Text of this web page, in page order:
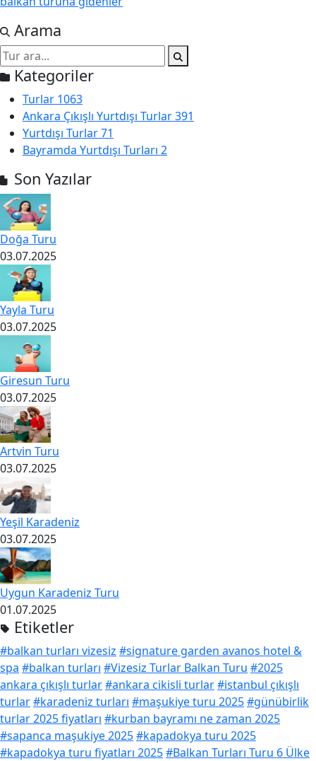
Arama
Kategoriler
Turlar 1063
Ankara Çıkışlı Yurtdışı Turlar391
Yurtdışı Turlar71
Bayramda Yurtdışı Turları 2
Son Yazılar
Doğa Turu
03.07.2025
Yayla Turu
03.07.2025
Giresun Turu
03.07.2025
Artvin Turu
03.07.2025
Yeşil Karadeniz
03.07.2025
Uygun Karadeniz Turu
01.07.2025
Etiketler
#balkan turları vizesiz #signature garden avanos hotel &
spa #balkan turları #Vizesiz Turlar Balkan Turu #2025
ankara çıkışlı turlar#ankara cikisli turlar#istanbul çıkışlı
turlar#karadeniz turları #maşukiye turu 2025#günübirlik
turlar 2025 fiyatları #kurban bayramı ne zaman 2025
#sapanca maşukiye 2025#kapadokya turu 2025
#kapadokya turu fiyatları 2025#Balkan Turları Turu 6 Ülke